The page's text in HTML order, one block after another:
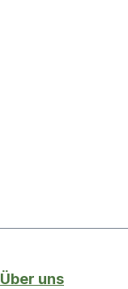
Über uns